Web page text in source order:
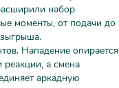
набор
моменты, от подачи до
Нападение опирается
реакции, а смена
аркадную